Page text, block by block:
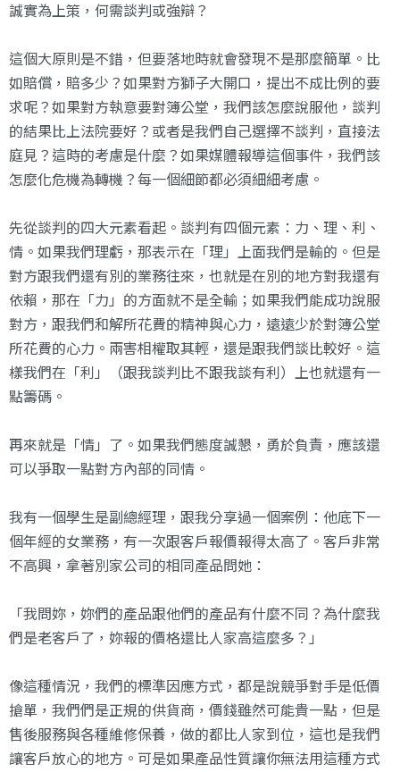
誠實為上策，何需談判或強辯？
這個大原則是不錯，但要落地時就會發現不是那麼簡單。比
如賠償，賠多少？如果對方獅子大開口，提出不成比例的要
求呢？如果對方執意要對簿公堂，我們該怎麼說服他，談判
的結果比上法院要好？或者是我們自己選擇不談判，直接法
庭見？這時的考慮是什麼？如果媒體報導這個事件，我們該
怎麼化危機為轉機？每一個細節都必須細細考慮。
先從談判的四大元素看起。談判有四個元素：力、理、利、
情。如果我們理虧，那表示在「理」上面我們是輸的。但是
對方跟我們還有別的業務往來，也就是在別的地方對我還有
依賴，那在「力」的方面就不是全輸；如果我們能成功說服
對方，跟我們和解所花費的精神與心力，遠遠少於對簿公堂
所花費的心力。兩害相權取其輕，還是跟我們談比較好。這
樣我們在「利」（跟我談判比不跟我談有利）上也就還有一
點籌碼。
再來就是「情」了。如果我們態度誠懇，勇於負責，應該還
可以爭取一點對方內部的同情。
我有一個學生是副總經理，跟我分享過一個案例：他底下一
個年經的女業務，有一次跟客戶報價報得太高了。客戶非常
不高興，拿著別家公司的相同產品問她：
「我問妳，妳們的產品跟他們的產品有什麼不同？為什麼我
們是老客戶了，妳報的價格還比人家高這麼多？」
像這種情況，我們的標準因應方式，都是說競爭對手是低價
搶單，我們們是正規的供貨商，價錢雖然可能貴一點，但是
售後服務與各種維修保養，做的都比人家到位，這也是我們
讓客戶放心的地方。可是如果產品性質讓你無法用這種方式